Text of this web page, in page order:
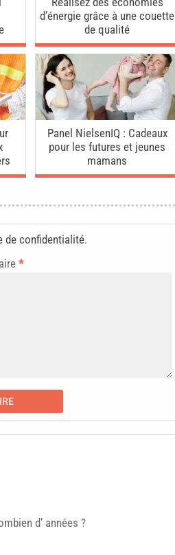
d’énergie grâce à une couette
de qualité
Panel NielsenIQ : Cadeaux
pour les futures et jeunes
mamans
de confidentialité.
*
d’ années ?